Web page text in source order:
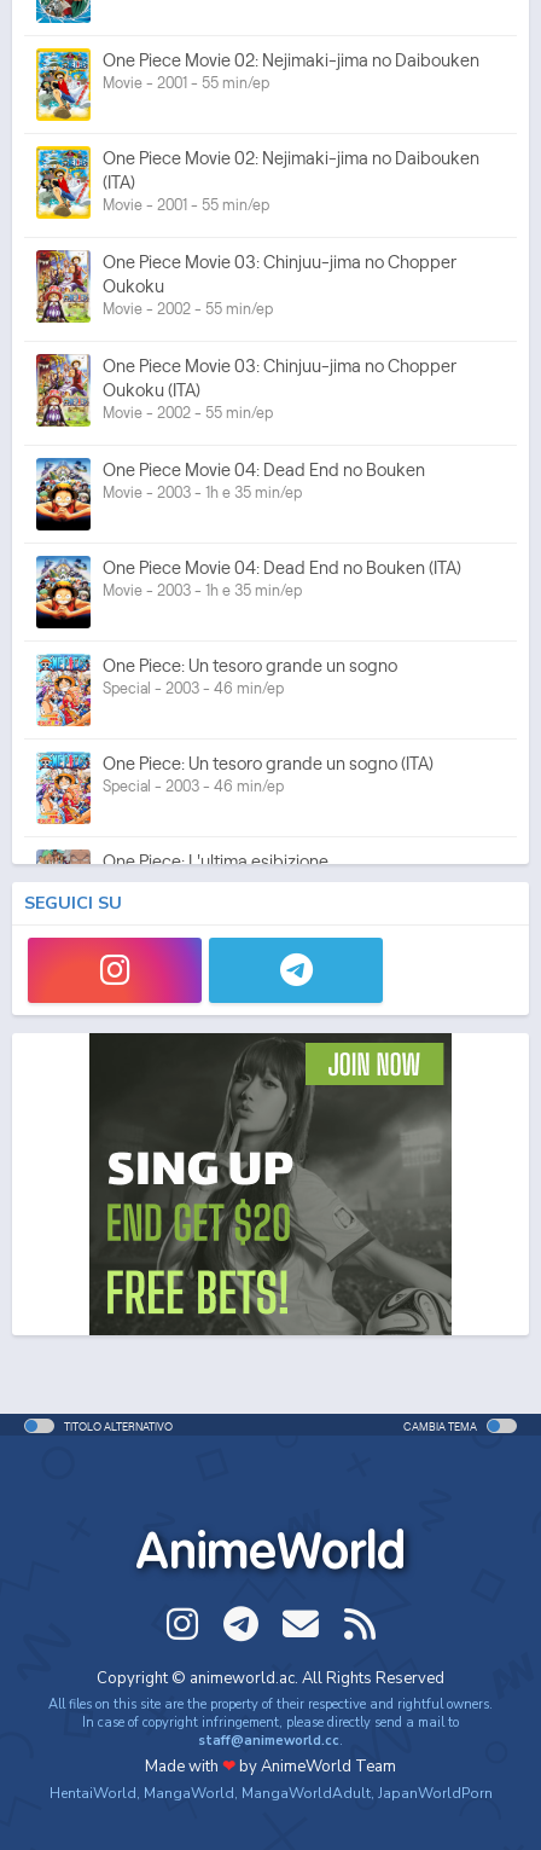
One Piece Movie 02: Nejimaki-jima no Daibouken
Movie - 2001 - 55 min/ep
One Piece Movie 02: Nejimaki-jima no Daibouken
(ITA)
Movie - 2001 - 55 min/ep
One Piece Movie 03: Chinjuu-jima no Chopper
Oukoku
Movie - 2002 - 55 min/ep
One Piece Movie 03: Chinjuu-jima no Chopper
Oukoku (ITA)
Movie - 2002 - 55 min/ep
One Piece Movie 04: Dead End no Bouken
Movie - 2003 - 1h e 35 min/ep
One Piece Movie 04: Dead End no Bouken (ITA)
Movie - 2003 - 1h e 35 min/ep
One Piece: Un tesoro grande un sogno
Special - 2003 - 46 min/ep
One Piece: Un tesoro grande un sogno (ITA)
Special - 2003 - 46 min/ep
One Piece: L'ultima esibizione
Special - 2003 - 45 min/ep
One Piece: L'ultima esibizione (ITA)
Special - 2003 - 45 min/ep
One Piece Movie 05: Norowareta Seiken
Movie - 2004 - 1h e 35 min/ep
One Piece Movie 05: Norowareta Seiken (ITA)
Movie - 2004 - 1h e 35 min/ep
One Piece Movie 06: Omatsuri Danshaku to Himitsu
no Shima (ITA)
Movie - 2005 - 1h e 31 min/ep
One Piece: Le avventure del detective Cappello di
Special - 2005 - 42 min/ep
One Piece Movie 07: Karakuri-jou no Mecha Kyohei
Movie - 2006 - 1h e 34 min/ep
One Piece Movie 07: Karakuri-jou no Mecha Kyohei
(ITA)
SEGUICI SU
TITOLO ALTERNATIVO CAMBIA TEMA
AnimeWorld
Copyright © animeworld.ac. All Rights Reserved
All files on this site are the property of their respective and rightful owners.
In case of copyright infringement, please directly send a mail to
staff@animeworld.cc.
Made with ❤by AnimeWorld Team
HentaiWorld, MangaWorld, MangaWorldAdult, JapanWorldPorn